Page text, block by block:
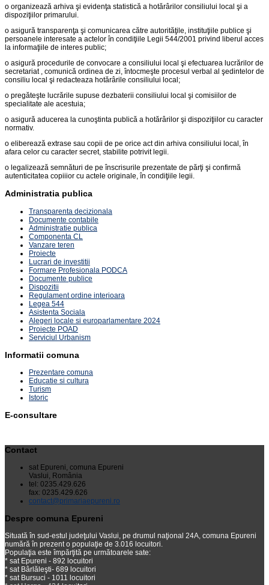
o organizează arhiva şi evidenţa statistică a hotărârilor consiliului local şi a
dispoziţiilor primarului.
o asigură transparenţa şi comunicarea către autorităţile, instituţiile publice şi
persoanele interesate a actelor în condiţiile Legii 544/2001 privind liberul acces
la informaţiile de interes public;
o asigură procedurile de convocare a consiliului local şi efectuarea lucrărilor de
secretariat , comunică ordinea de zi, întocmeşte procesul verbal al şedintelor de
consiliu local şi redacteaza hotărârile consiliului local;
o pregăteşte lucrările supuse dezbaterii consiliului local şi comisiilor de
specialitate ale acestuia;
o asigură aducerea la cunoştinta publică a hotărârilor şi dispoziţiilor cu caracter
normativ.
o eliberează extrase sau copii de pe orice act din arhiva consiliului local, în
afara celor cu caracter secret, stabilite potrivit legii.
o legalizează semnături de pe înscrisurile prezentate de părţi şi confirmă
autenticitatea copiiior cu actele originale, în condiţiile legii.
Administratia publica
Transparenta decizionala
Documente contabile
Administratie publica
Componenta CL
Vanzare teren
Proiecte
Lucrari de investitii
Formare Profesionala PODCA
Documente publice
Dispozitii
Regulament ordine interioara
Legea 544
Asistenta Sociala
Alegeri locale si europarlamentare 2024
Proiecte POAD
Serviciul Urbanism
Informatii comuna
Prezentare comuna
Educatie si cultura
Turism
Istoric
E-consultare
Contact
sat Epureni, comuna Epureni
Vaslui, România
tel: 0235.429.626
fax: 0235.429.626
contact@primariaepureni.ro
Despre comuna Epureni
Situată în sud-estul judeţului Vaslui, pe drumul naţional 24A, comuna Epureni
numără în prezent o populaţie de 3.016 locuitori.
Populaţia este împărţită pe următoarele sate:
* sat Epureni - 892 locuitori
* sat Bârlăleşti- 689 locuitori
* sat Bursuci - 1011 locuitori